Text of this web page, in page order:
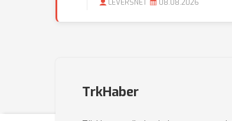
LEVERSNET 08.08.2026
TrkHaber